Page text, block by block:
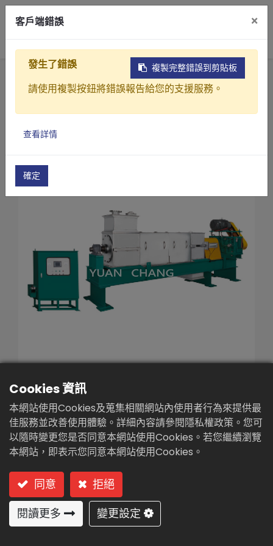
產品介紹
產業解決方案
關於元錩
聯絡我們
English (US)
首頁 產品
污水(廢水)處理設備
螺旋式污泥脫水機
螺旋式擠壓脫水機(SY-S系列)
螺旋式擠壓脫水機(SY-80S)
螺旋式擠壓脫水機(SY-
80S)
型號: SY-80S 重負荷型單螺桿
重負荷型單螺桿SY-S系列
（針對各種廢水污泥類脫水使用）
Cookies 資訊
本網站使用Cookies及蒐集相關網站內使用者行為來提供最
佳服務並改善使用體驗。詳細內容請參閱隱私權政策。您可
以隨時變更您是否同意本網站使用Cookies。若您繼續瀏覽
本網站，即表示您同意本網站使用Cookies。
同意
拒絕
閱讀更多
變更設定
客戶端錯誤 ×
複製完整錯誤到剪貼板
發生了錯誤
請使用複製按鈕將錯誤報告給您的支援服務。
查看詳情
確定